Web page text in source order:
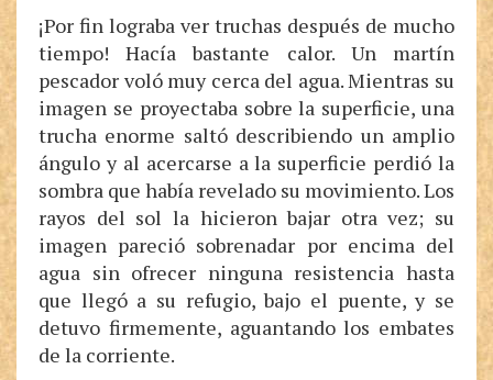
¡Por fin lograba ver truchas después de mucho
tiempo! Hacía bastante calor. Un martín
pescador voló muy cerca del agua. Mientras su
imagen se proyectaba sobre la superficie, una
trucha enorme saltó describiendo un amplio
ángulo y al acercarse a la superficie perdió la
sombra que había revelado su movimiento. Los
rayos del sol la hicieron bajar otra vez; su
imagen pareció sobrenadar por encima del
agua sin ofrecer ninguna resistencia hasta
que llegó a su refugio, bajo el puente, y se
detuvo firmemente, aguantando los embates
de la corriente.